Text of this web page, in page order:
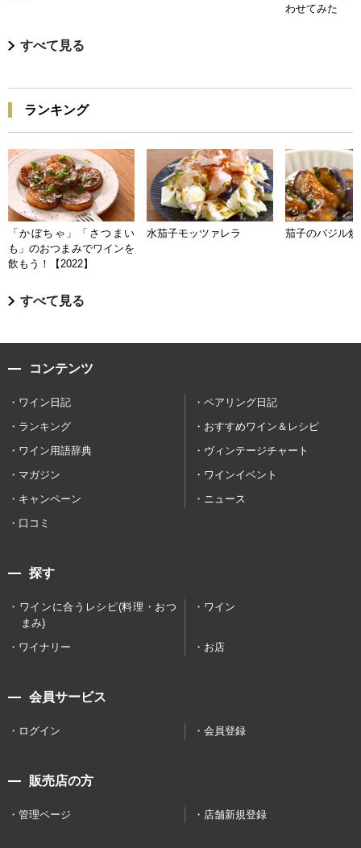
わせてみた
すべて見る
ランキング
「かぼちゃ」「さつまい
も」のおつまみでワインを
飲もう！【2022】
水茄子モッツァレラ 茄子のバジル炒
すべて見る
コンテンツ
ワイン日記
ペアリング日記
ランキング
おすすめワイン＆レシピ
ワイン用語辞典
ヴィンテージチャート
マガジン
ワインイベント
キャンペーン
ニュース
口コミ
探す
ワインに合うレシピ(料理・おつ
まみ)
ワイン
ワイナリー お店
会員サービス
ログイン 会員登録
販売店の方
管理ページ 店舗新規登録